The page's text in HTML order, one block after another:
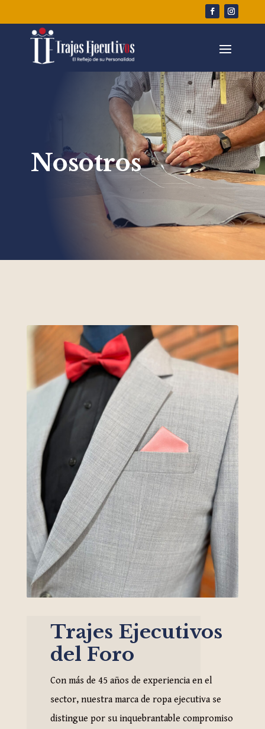
Nosotros
Trajes Ejecutivos
del Foro
Con más de 45 años de experiencia en el
sector, nuestra marca de ropa ejecutiva se
distingue por su inquebrantable compromiso